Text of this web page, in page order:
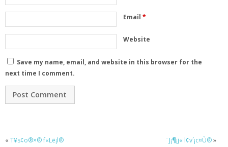
Email *
Website
Save my name, email, and website in this browser for the
next time I comment.
« T¥s¢o®×® f«Lë¡l® ¨J¡¶¡j« l¢v´¡c¤Ù®»